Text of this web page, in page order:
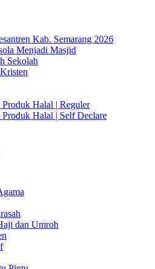
Kab. Semarang 2026
Menjadi Masjid
Sekolah
Produk Halal | Reguler
Produk Halal | Self Declare
dan Umroh